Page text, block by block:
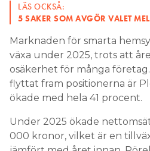
LÄS OCKSÅ:
5 SAKER SOM AVGÖR VALET
Marknaden för smarta
växa under 2025, trots att
osäkerhet för många
flyttat fram positionerna är
ökade med hela 41 procent.
Under 2025 ökade
000 kronor, vilket är en